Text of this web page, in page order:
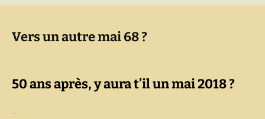
Vers un autre mai 68 ?
50 ans après, y aura t’il un mai 2018 ?
–